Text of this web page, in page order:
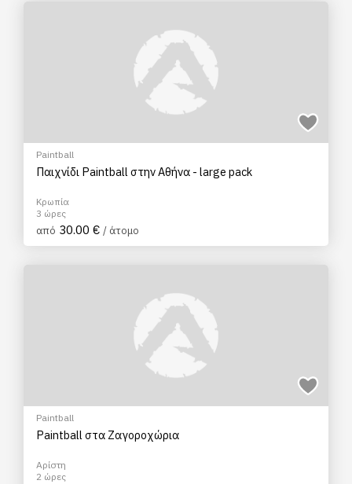
Paintball
Παιχνίδι Paintball στην Αθήνα - large pack
Κρωπία
3 ώρες
από 30.00 € / άτομο
Paintball
Paintball στα Ζαγοροχώρια
Αρίστη
2 ώρες